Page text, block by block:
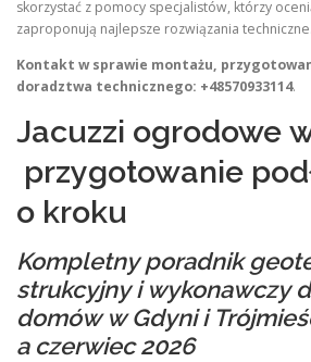
skorzystać z pomocy specjalistów, którzy
zaproponują najlepsze rozwiązania techniczne.
Kontakt w sprawie montażu,
doradztwa technicznego: +48570933114.
Jacuzzi ogrodowe
przygotowanie
o kroku
Kompletny poradnik
strukcyjny i wykonawczy
domów w Gdyni i
a czerwiec 2026